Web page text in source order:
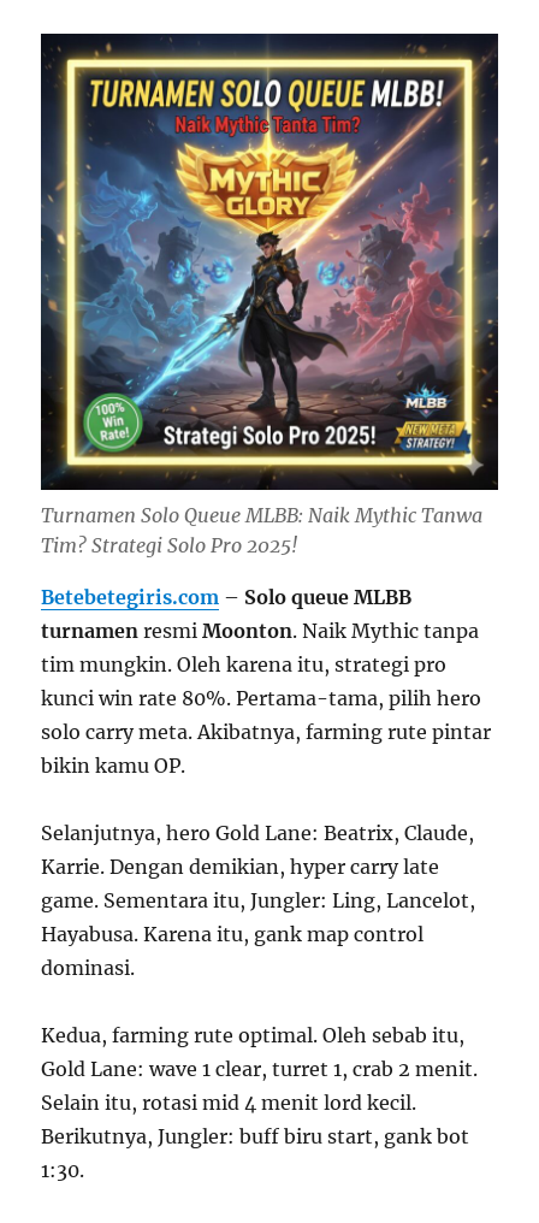
Turnamen Solo Queue MLBB: Naik Mythic Tanwa
Tim? Strategi Solo Pro 2025!
Betebetegiris.com – Solo queue MLBB
turnamen resmiMoonton. Naik Mythic tanpa
tim mungkin. Oleh karena itu, strategi pro
kunci win rate 80%. Pertama-tama, pilih hero
solo carry meta. Akibatnya, farming rute pintar
bikin kamu OP.
Selanjutnya, hero Gold Lane: Beatrix, Claude,
Karrie. Dengan demikian, hyper carry late
game. Sementara itu, Jungler: Ling, Lancelot,
Hayabusa. Karena itu, gank map control
dominasi.
Kedua, farming rute optimal. Oleh sebab itu,
Gold Lane: wave 1 clear, turret 1, crab 2 menit.
Selain itu, rotasi mid 4 menit lord kecil.
Berikutnya, Jungler: buff biru start, gank bot
1:30.